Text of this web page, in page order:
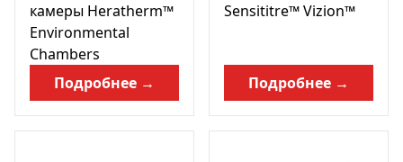
камеры Heratherm™
Environmental
Chambers
Подробнее →
Sensititre™ Vizion™
Подробнее →